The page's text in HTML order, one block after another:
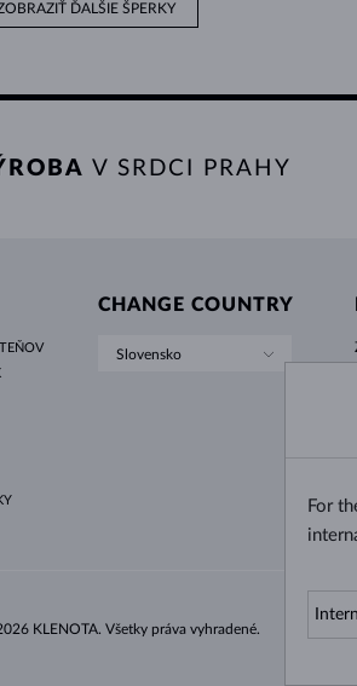
ĎALŠIE ŠPERKY
V SRDCI PRAHY
CHANGE COUNTRY
Slovensko
KLENOTA. Všetky práva vyhradené.
For